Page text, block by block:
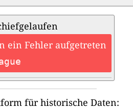
ein Fehler aufgetreten
für historische Daten: